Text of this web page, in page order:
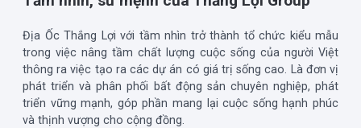
Địa Ốc Thắng Lợi với tầm nhìn trở thành tổ chức kiểu mẫu
trong việc nâng tầm chất lượng cuộc sống của người Việt
thông ra việc tạo ra các dự án có giá trị sống cao. Là đơn vị
phát triển và phân phối bất động sản chuyên nghiệp, phát
triển vững mạnh, góp phần mang lại cuộc sống hạnh phúc
và thịnh vượng cho cộng đồng.